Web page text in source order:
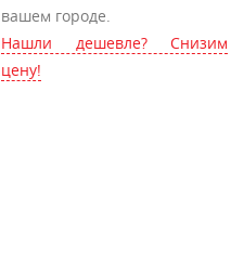
вашем городе.
Нашли дешевле? Снизим
цену!